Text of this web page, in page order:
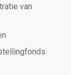
van